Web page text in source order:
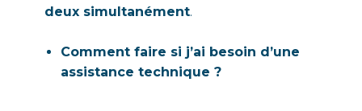
deux simultanément.
Comment faire si j’ai besoin d’une
assistance technique ?